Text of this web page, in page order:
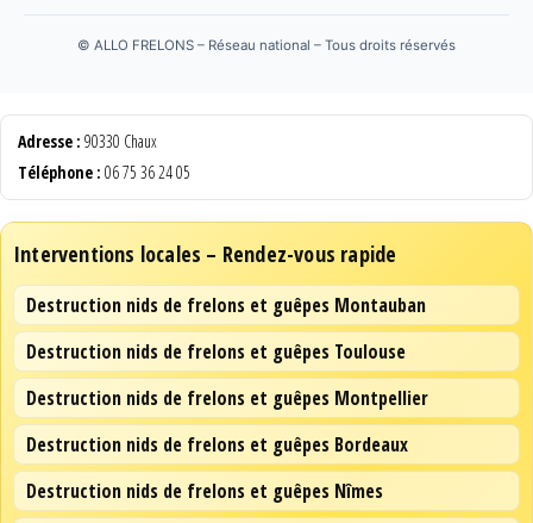
© ALLO FRELONS – Réseau national – Tous droits réservés
Adresse : 90330 Chaux
Téléphone : 06 75 36 24 05
Interventions locales – Rendez-vous rapide
Destruction nids de frelons et guêpes Montauban
Destruction nids de frelons et guêpes Toulouse
Destruction nids de frelons et guêpes Montpellier
Destruction nids de frelons et guêpes Bordeaux
Destruction nids de frelons et guêpes Nîmes